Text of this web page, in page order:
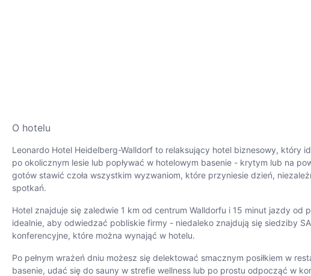
O hotelu
Leonardo Hotel Heidelberg-Walldorf to relaksujący hotel biznesowy, który
po okolicznym lesie lub popływać w hotelowym basenie - krytym lub na
gotów stawić czoła wszystkim wyzwaniom, które przyniesie dzień,
spotkań.
Hotel znajduje się zaledwie 1 km od centrum Walldorfu i 15 minut jazdy
idealnie, aby odwiedzać pobliskie firmy - niedaleko znajdują się siedziby
konferencyjne, które można wynająć w hotelu.
Po pełnym wrażeń dniu możesz się delektować smacznym posiłkiem w
basenie, udać się do sauny w strefie wellness lub po prostu odpocząć w